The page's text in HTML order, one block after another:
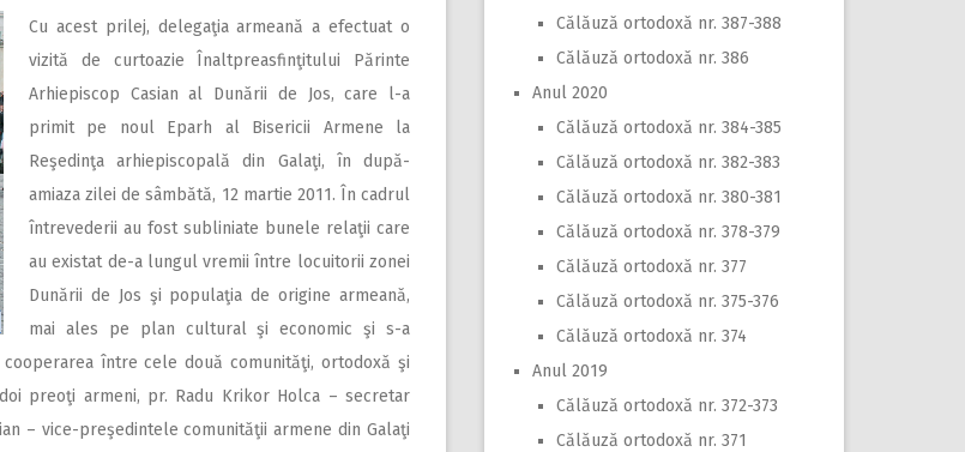
Cu acest prilej, delegaţia armeană a efectuat o
vizită de curtoazie Înaltpreasfinţitului Părinte
Arhiepiscop Casian al Dunării de Jos, care l-a
primit pe noul Eparh al Bisericii Armene la
Reşedinţa arhiepiscopală din Galaţi, în după-
amiaza zilei de sâmbătă, 12 martie 2011. În cadrul
întrevederii au fost subliniate bunele relaţii care
au existat de-a lungul vremii între locuitorii zonei
Dunării de Jos şi populaţia de origine armeană,
mai ales pe plan cultural şi economic şi s-a
între cele două comunităţi, ortodoxă şi
preoţi armeni, pr. Radu Krikor Holca – secretar
– vice-preşedintele comunităţii armene din Galaţi
Călăuză ortodoxă nr. 387-388
Călăuză ortodoxă nr. 386
Anul 2020
Călăuză ortodoxă nr. 384-385
Călăuză ortodoxă nr. 382-383
Călăuză ortodoxă nr. 380-381
Călăuză ortodoxă nr. 378-379
Călăuză ortodoxă nr. 377
Călăuză ortodoxă nr. 375-376
Călăuză ortodoxă nr. 374
Anul 2019
Călăuză ortodoxă nr. 372-373
Călăuză ortodoxă nr. 371